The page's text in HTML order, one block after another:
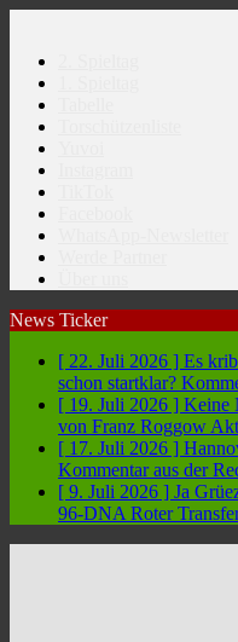
News Ticker
[ 22. Juli 2026 ] Es
schon startklar?
[ 19. Juli 2026 ] Keine
von Franz Roggow
[ 17. Juli 2026 ]
Kommentar aus der
[ 9. Juli 2026 ] Ja
96-DNA Roter